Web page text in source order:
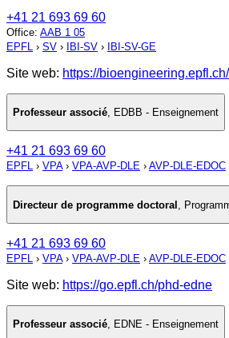
+41 21 693 69 60
Office: AAB 1 05
EPFL › SV › IBI-SV › IBI-SV-GE
Site web: https://bioengineering.epfl.ch/
Professeur associé, EDBB - Enseignement
+41 21 693 69 60
EPFL › VPA› VPA-AVP-DLE › AVP-DLE-EDOC
Directeur de programme doctoral
+41 21 693 69 60
EPFL › VPA› VPA-AVP-DLE › AVP-DLE-EDOC
Site web: https://go.epfl.ch/phd-edne
Professeur associé, EDNE - Enseignement